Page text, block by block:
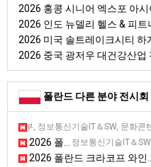
2026 홍콩 시니어 엑스포 아시
2026 인도 뉴델리 헬스 & 피트니스 전시회
2026 미국 솔트레이크시티 하계 아웃도어용품
2026 중국 광저우 대건강산업
폴란드 다른 분야 전시회
임산부, 정보통신기술IT＆SW, 문화
2026 폴란드 포츠난 디지털
정보통신기술IT＆
2026 폴란드 크라코프 호텔 및 케이터링 설비 전시회 [HORECA]
2026 폴란드 크라코프 와인 전시회 [ENOEXPO]